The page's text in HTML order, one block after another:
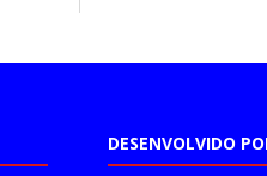
DESENVOLVIDO